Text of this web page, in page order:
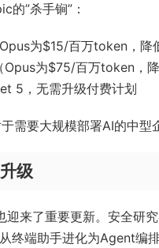
”杀手锏”：
为$15/百万token，降
Opus为$75/百万token，降
5，无需升级付费计划
要大规模部署AI的中型
级
来了重要更新。安全研
终端助手进化为Agent编排